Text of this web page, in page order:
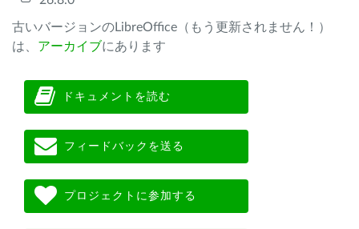
古いバージョンのLibreOffice（もう更新されません！）
は、 アーカイブにあります
ドキュメントを読む
フィードバックを送る
プロジェクトに参加する